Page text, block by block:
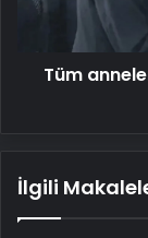
Tüm
İlgili